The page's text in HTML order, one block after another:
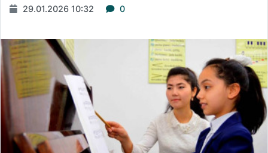
29.01.2026 10:32 0